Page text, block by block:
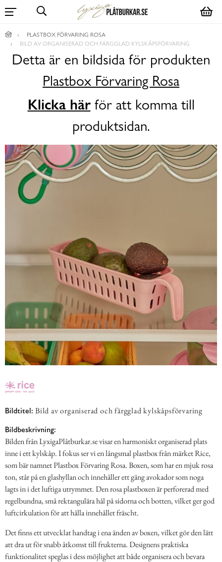
PLASTBOX FÖRVARING ROSA
BILD AV ORGANISERAD OCH FÄRGGLAD KYLSKÅPSFÖRVARING
Detta är en bildsida för produkten
Plastbox Förvaring Rosa
Klicka härför att komma till
produktsidan.
Bildtitel: Bild av organiserad och färgglad kylskåpsförvaring
Bildbeskrivning:
Bilden från LyxigaPlåtburkar.se visar en harmoniskt organiserad plats
inne i ett kylskåp. I fokus ser vi en långsmal plastbox från märket Rice,
som bär namnet Plastbox Förvaring Rosa. Boxen, som har en mjuk rosa
ton, står på en glashyllan och innehåller ett gäng avokador som noga
lagts in i det luftiga utrymmet. Den rosa plastboxen är perforerad med
regelbundna, små rektangulära hål på sidorna och botten, vilket ger god
luftcirkulation för att hålla innehållet fräscht.
Det finns ett utvecklat handtag i ena änden av boxen, vilket gör den lätt
att dra ut för snabb åtkomst till frukterna. Designens praktiska
funktionalitet speglas i dess möjlighet att både organisera och bevara